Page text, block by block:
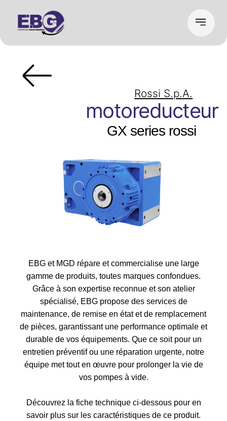
Rossi S.p.A.
motoreducteur
GX series rossi
EBG et MGD répare et commercialise une large
gamme de produits, toutes marques confondues.
Grâce à son expertise reconnue et son atelier
spécialisé, EBG propose des services de
maintenance, de remise en état et de remplacement
de pièces, garantissant une performance optimale et
durable de vos équipements. Que ce soit pour un
entretien préventif ou une réparation urgente, notre
équipe met tout en œuvre pour prolonger la vie de
vos pompes à vide.
Découvrez la fiche technique ci-dessous pour en
savoir plus sur les caractéristiques de ce produit.